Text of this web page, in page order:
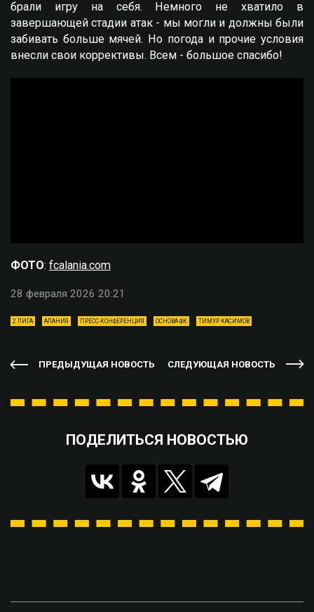
брали игру на себя. Немного не хватило в
завершающей стадии атак - мы могли и должны были
забивать больше мячей. Но погода и прочие условия
внесли свои коррективы. Всем - большое спасибо!
ФОТО: fcalania.com
28 февраля 2026 20:21
2 ЛИГА АЛАНИЯ ПРЕСС-КОНФЕРЕНЦИЯ ОСНОВА ФК ТИМУР КАСИМОВ
ПРЕДЫДУЩАЯ НОВОСТЬ СЛЕДУЮЩАЯ НОВОСТЬ
ПОДЕЛИТЬСЯ НОВОСТЬЮ